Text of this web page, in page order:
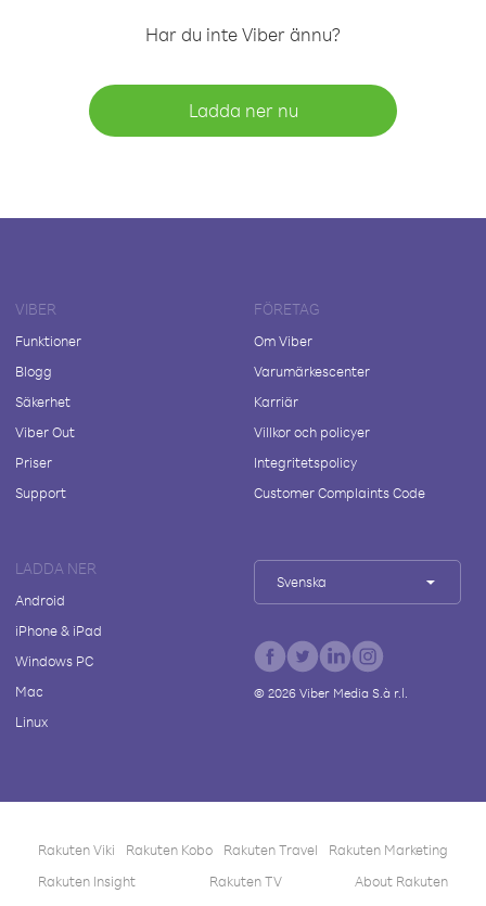
Har du inte Viber ännu?
Ladda ner nu
VIBER
Funktioner
Blogg
Säkerhet
Viber Out
Priser
Support
FÖRETAG
Om Viber
Varumärkescenter
Karriär
Villkor och policyer
Integritetspolicy
Customer Complaints Code
LADDA NER
Android
iPhone & iPad
Windows PC
Mac
Linux
Svenska
© 2026Viber Media S.à r.l.
Rakuten Viki Rakuten Kobo Rakuten Travel
Rakuten Marketing
Rakuten Insight
Rakuten TV About Rakuten